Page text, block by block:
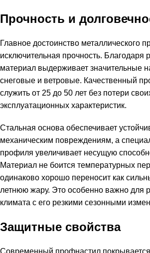
Прочность и
Главное достоинство металлического
исключительная прочность. Благодаря
материал выдерживает значительные
снеговые и ветровые. Качественный
служить от 25 до 50 лет без потери
эксплуатационных характеристик.
Стальная основа обеспечивает
механическим повреждениям, а
профиля увеличивает несущую
Материал не боится температурных
одинаково хорошо переносит как
летнюю жару. Это особенно важно для
климата с его резкими сезонными
Защитные свойства
Современный профнастил